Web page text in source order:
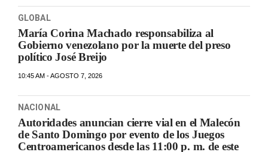
GLOBAL
María Corina Machado responsabiliza al
Gobierno venezolano por la muerte del preso
político José Breijo
10:45 AM - AGOSTO 7, 2026
NACIONAL
Autoridades anuncian cierre vial en el Malecón
de Santo Domingo por evento de los Juegos
Centroamericanos desde las 11:00 p. m. de este